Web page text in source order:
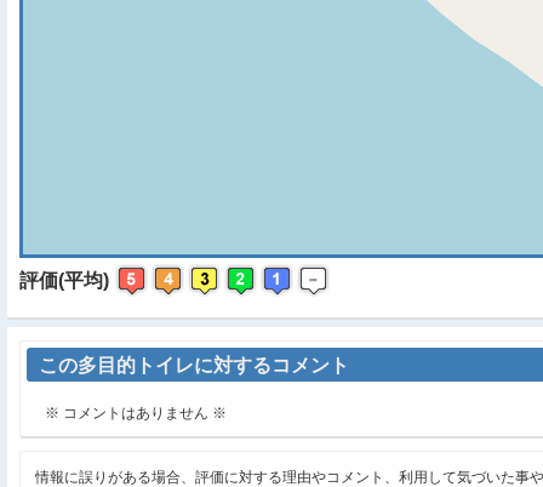
評価(平均)
この多目的トイレに対するコメント
※ コメントはありません ※
情報に誤りがある場合、評価に対する理由やコメント、利用して気づいた事